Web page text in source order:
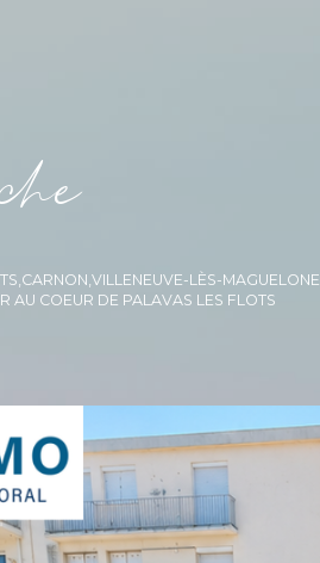
e
LÈS-MAGUELONE
AU COEUR DE PALAVAS LES FLOTS